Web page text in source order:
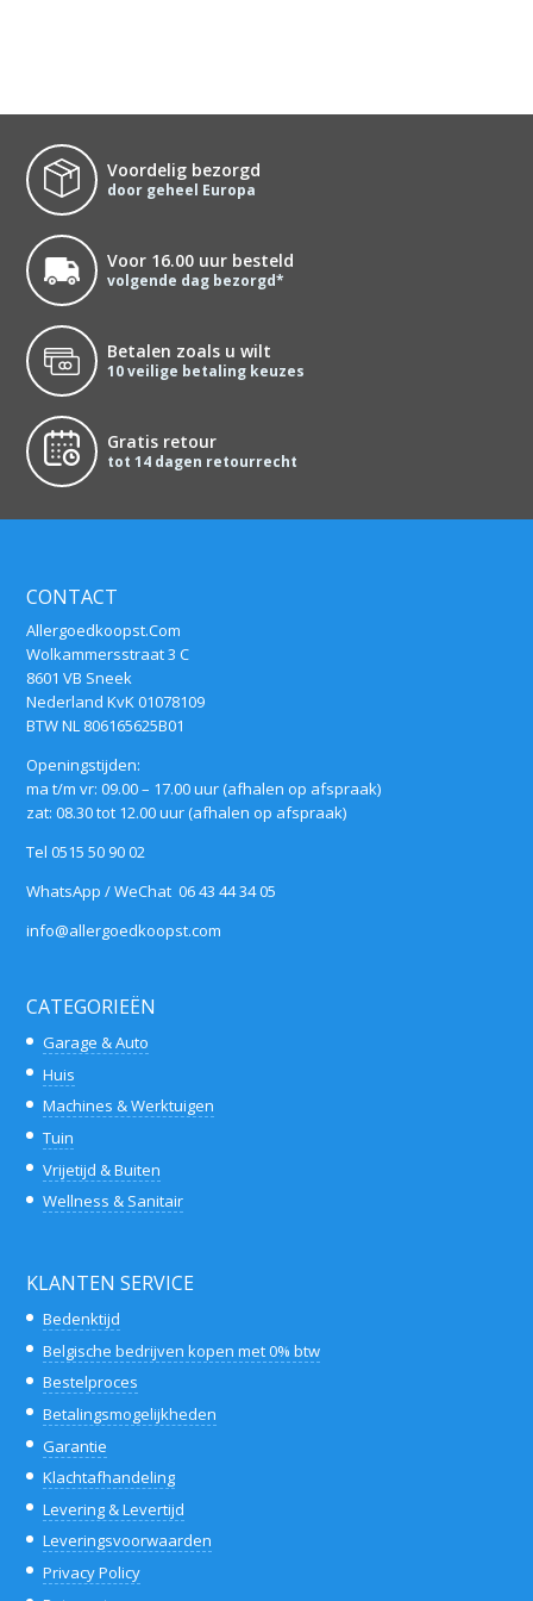
Voordelig bezorgd
door geheel Europa
Voor 16.00 uur besteld
volgende dag bezorgd*
Betalen zoals u wilt
10 veilige betaling keuzes
Gratis retour
tot 14 dagen retourrecht
CONTACT
Allergoedkoopst.Com
Wolkammersstraat 3 C
8601 VB Sneek
Nederland KvK 01078109
BTW NL 806165625B01
Openingstijden:
ma t/m vr: 09.00 – 17.00 uur (afhalen op afspraak)
zat: 08.30 tot 12.00 uur (afhalen op afspraak)
Tel 0515 50 90 02
WhatsApp / WeChat 06 43 44 34 05
info@allergoedkoopst.com
CATEGORIEËN
Garage & Auto
Huis
Machines & Werktuigen
Tuin
Vrijetijd & Buiten
Wellness & Sanitair
KLANTEN SERVICE
Bedenktijd
Belgische bedrijven kopen met 0% btw
Bestelproces
Betalingsmogelijkheden
Garantie
Klachtafhandeling
Levering & Levertijd
Leveringsvoorwaarden
Privacy Policy